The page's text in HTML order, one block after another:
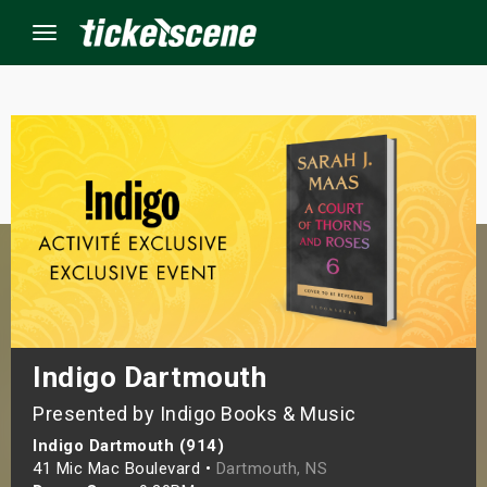
Menu
Indigo Dartmouth
Presented by Indigo Books & Music
Indigo Dartmouth (914)
41 Mic Mac Boulevard • Dartmouth, NS
Events
Weekend
Weekend